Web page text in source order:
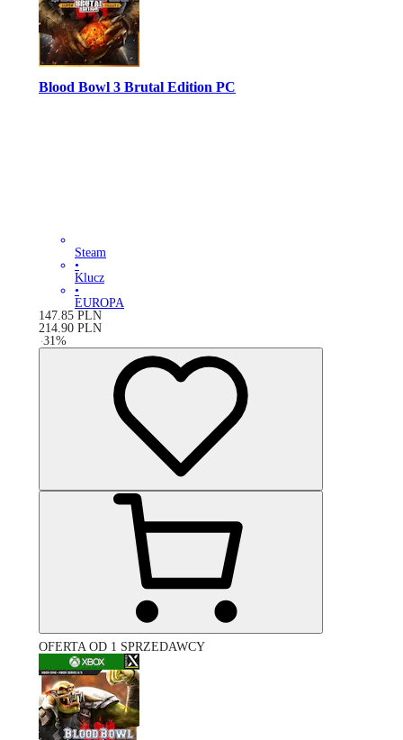
Blood Bowl 3 Brutal Edition PC
Steam
•
Klucz
•
EUROPA
147.85 PLN
214.90 PLN
-31 %
OFERTA OD 1 SPRZEDAWCY